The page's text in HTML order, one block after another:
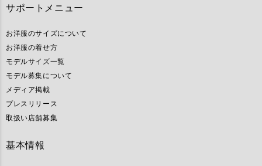
サポートメニュー
お洋服のサイズについて
お洋服の着せ方
モデルサイズ一覧
モデル募集について
メディア掲載
プレスリリース
取扱い店舗募集
基本情報